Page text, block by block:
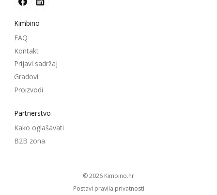
Kimbino
FAQ
Kontakt
Prijavi sadržaj
Gradovi
Proizvodi
Partnerstvo
Kako oglašavati
B2B zona
© 2026
kimbino.hr
Postavi pravila privatnosti